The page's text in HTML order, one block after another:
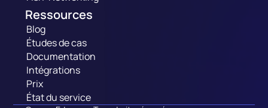
Ressources
Blog
Études de cas
Documentation
Intégrations
Prix
État du service